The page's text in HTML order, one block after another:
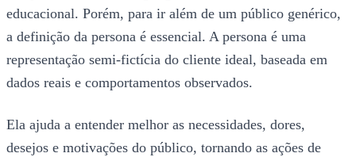
educacional. Porém, para ir além de um público genérico,
a definição da persona é essencial. A persona é uma
representação semi-fictícia do cliente ideal, baseada em
dados reais e comportamentos observados.
Ela ajuda a entender melhor as necessidades, dores,
desejos e motivações do público, tornando as ações de